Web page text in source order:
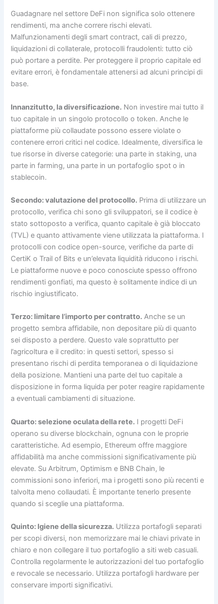
Guadagnare nel settore DeFi non significa solo ottenere
rendimenti, ma anche correre rischi elevati.
Malfunzionamenti degli smart contract, cali di prezzo,
liquidazioni di collaterale, protocolli fraudolenti: tutto ciò
può portare a perdite. Per proteggere il proprio capitale ed
evitare errori, è fondamentale attenersi ad alcuni principi di
base.
Innanzitutto, la diversificazione. Non investire mai tutto il
tuo capitale in un singolo protocollo o token. Anche le
piattaforme più collaudate possono essere violate o
contenere errori critici nel codice. Idealmente, diversifica le
tue risorse in diverse categorie: una parte in staking, una
parte in farming, una parte in un portafoglio spot o in
stablecoin.
Secondo: valutazione del protocollo. Prima di utilizzare un
protocollo, verifica chi sono gli sviluppatori, se il codice è
stato sottoposto a verifica, quanto capitale è già bloccato
(TVL) e quanto attivamente viene utilizzata la piattaforma. I
protocolli con codice open-source, verifiche da parte di
CertiK o Trail of Bits e un’elevata liquidità riducono i rischi.
Le piattaforme nuove e poco conosciute spesso offrono
rendimenti gonfiati, ma questo è solitamente indice di un
rischio ingiustificato.
Terzo: limitare l’importo per contratto. Anche se un
progetto sembra affidabile, non depositare più di quanto
sei disposto a perdere. Questo vale soprattutto per
l’agricoltura e il credito: in questi settori, spesso si
presentano rischi di perdita temporanea o di liquidazione
della posizione. Mantieni una parte del tuo capitale a
disposizione in forma liquida per poter reagire rapidamente
a eventuali cambiamenti di situazione.
Quarto: selezione oculata della rete. I progetti DeFi
operano su diverse blockchain, ognuna con le proprie
caratteristiche. Ad esempio, Ethereum offre maggiore
affidabilità ma anche commissioni significativamente più
elevate. Su Arbitrum, Optimism e BNB Chain, le
commissioni sono inferiori, ma i progetti sono più recenti e
talvolta meno collaudati. È importante tenerlo presente
quando si sceglie una piattaforma.
Quinto: Igiene della sicurezza. Utilizza portafogli separati
per scopi diversi, non memorizzare mai le chiavi private in
chiaro e non collegare il tuo portafoglio a siti web casuali.
Controlla regolarmente le autorizzazioni del tuo portafoglio
e revocale se necessario. Utilizza portafogli hardware per
conservare importi significativi.